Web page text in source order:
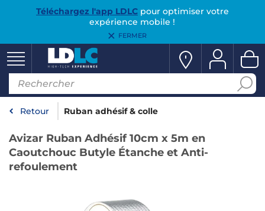
Téléchargez l'app LDLCpour optimiser votre
expérience mobile !
FERMER
Retour Ruban adhésif & colle
Avizar Ruban Adhésif 10cm x 5m en
Caoutchouc Butyle Étanche et Anti-
refoulement